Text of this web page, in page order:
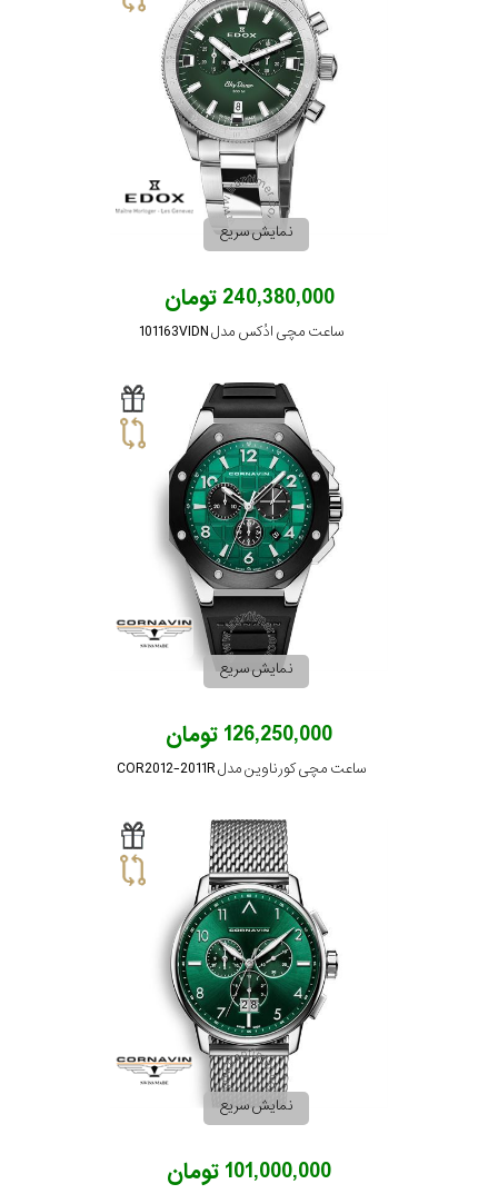
نمایش سریع
240,380,000 تومان
ساعت مچی ادُکس مدل 101163VIDN
نمایش سریع
126,250,000 تومان
ساعت مچی کورناوین مدل COR2012-2011R
نمایش سریع
101,000,000 تومان